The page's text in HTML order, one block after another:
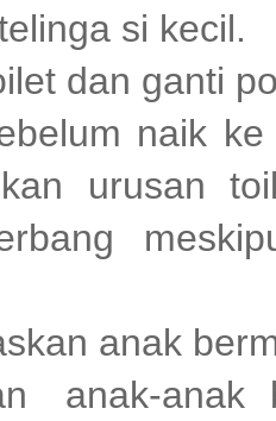
si kecil.
dan ganti
naik
urusan
anak
anak-anak